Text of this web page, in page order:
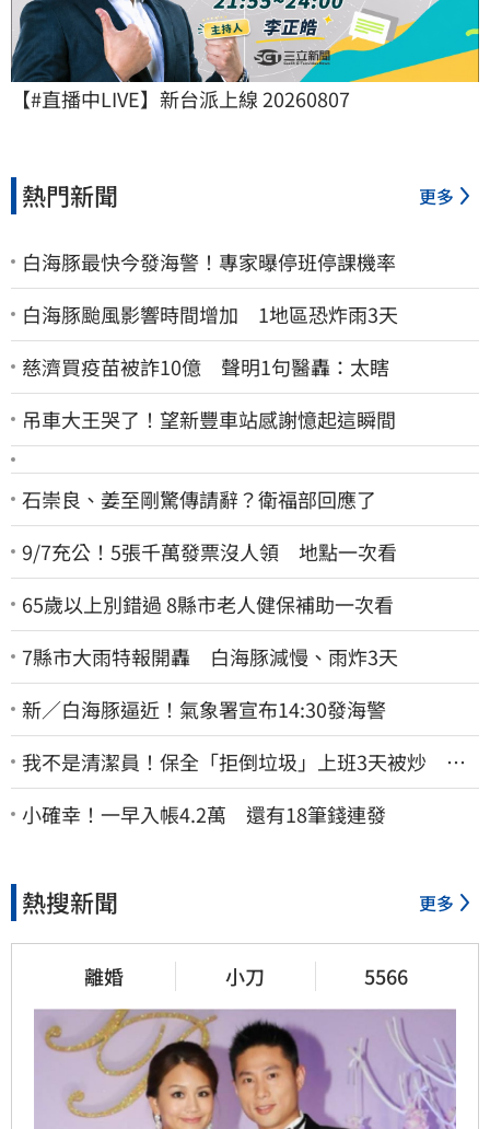
【#直播中LIVE】新台派上線 20260807
熱門新聞 更多
白海豚最快今發海警！專家曝停班停課機率
白海豚颱風影響時間增加 1地區恐炸雨3天
慈濟買疫苗被詐10億 聲明1句醫轟：太瞎
吊車大王哭了！望新豐車站感謝憶起這瞬間
石崇良、姜至剛驚傳請辭？衛福部回應了
9/7充公！5張千萬發票沒人領 地點一次看
65歲以上別錯過 8縣市老人健保補助一次看
7縣市大雨特報開轟 白海豚減慢、雨炸3天
新／白海豚逼近！氣象署宣布14:30發海警
我不是清潔員！保全「拒倒垃圾」上班3天被炒 找
法院討公道結果出爐
小確幸！一早入帳4.2萬 還有18筆錢連發
熱搜新聞 更多
離婚 小刀 5566